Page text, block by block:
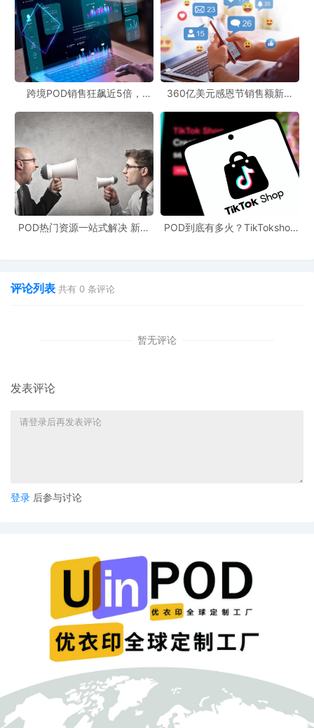
跨境POD销售狂飙近5倍，
360亿美元感恩节销售额新纪
新风潮！
POD热门资源一站式解决 新手
POD到底有多火？TikTokshop
评论列表 共有 0 条评论
暂无评论
发表评论
登录 后参与讨论